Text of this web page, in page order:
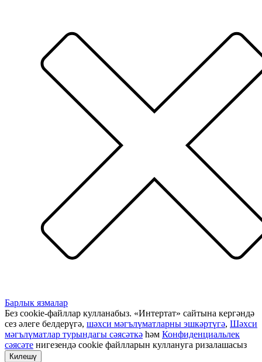
Барлык язмалар
Без cookie-файллар кулланабыз. «Интертат» сайтына кергәндә
сез әлеге белдерүгә, шәхси мәгълүматларны эшкәртүгә, Шәхси
мәгълүматлар турындагы сәясәткә һәм Конфиденциальлек
сәясәте нигезендә cookie файлларын куллануга ризалашасыз
Килешү